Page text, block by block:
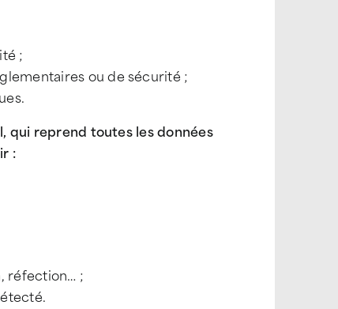
;
ou de sécurité ;
qui reprend toutes les données
:
réfection… ;